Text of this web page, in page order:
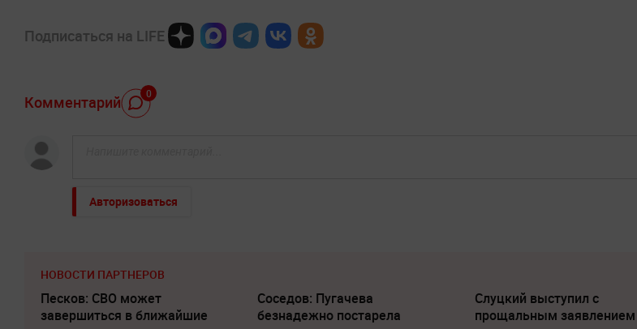
Подписаться на LIFE
Комментарий 0
Авторизоваться
НОВОСТИ ПАРТНЕРОВ
Песков: СВО может
завершиться в ближайшие
Соседов: Пугачева
безнадежно постарела
Слуцкий выступил с
прощальным заявлением